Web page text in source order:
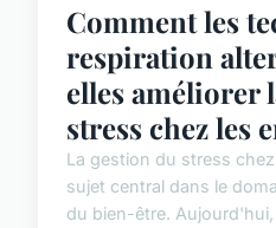
Comment les
respiration
elles améliorer
stress chez les
La gestion du stress
sujet central dans le
du bien-être.